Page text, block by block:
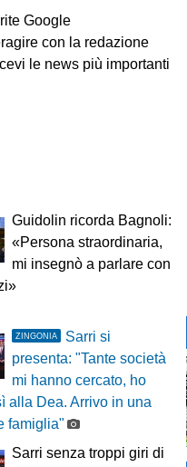
Google
con la redazione
le news più importanti
Guidolin ricorda Bagnoli:
«Persona straordinaria,
mi insegnò a parlare con
ZINGONIA
Sarri si
presenta: "Tante società
mi hanno cercato, ho
alla Dea. Arrivo in una
famiglia"
Sarri senza troppi giri di